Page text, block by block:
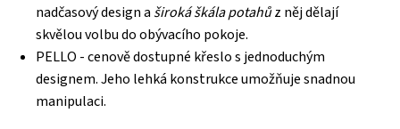
nadčasový design a široká škála potahůz něj dělají
skvělou volbu do obývacího pokoje.
PELLO - cenově dostupné křeslo s jednoduchým
designem. Jeho lehká konstrukce umožňuje snadnou
manipulaci.